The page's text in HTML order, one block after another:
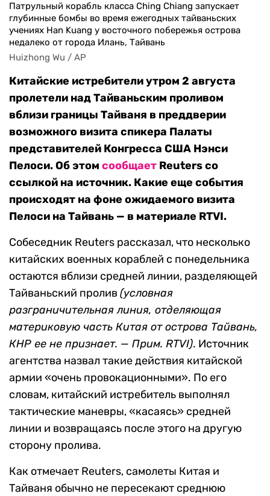
Патрульный корабль класса Ching Chiang запускает
глубинные бомбы во время ежегодных тайваньских
учениях Han Kuang у восточного побережья острова
недалеко от города Илань, Тайвань
Huizhong Wu / AP
Китайские истребители утром 2 августа
пролетели над Тайваньским проливом
вблизи границы Тайваня в преддверии
возможного визита спикера Палаты
представителей Конгресса США Нэнси
Пелоси. Об этом сообщает Reuters со
ссылкой на источник. Какие еще события
происходят на фоне ожидаемого визита
Пелоси на Тайвань — в материале RTVI.
Собеседник Reuters рассказал, что несколько
китайских военных кораблей с понедельника
остаются вблизи средней линии, разделяющей
Тайваньский пролив (условная
разграничительная линия, отделяющая
материковую часть Китая от острова Тайвань,
КНР ее не признает. — Прим. RTVI). Источник
агентства назвал такие действия китайской
армии «очень провокационными». По его
словам, китайский истребитель выполнял
тактические маневры, «касаясь» средней
линии и возвращаясь после этого на другую
сторону пролива.
Как отмечает Reuters, самолеты Китая и
Тайваня обычно не пересекают среднюю